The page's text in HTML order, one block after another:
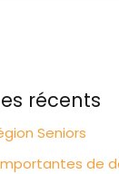
récents
Seniors
de